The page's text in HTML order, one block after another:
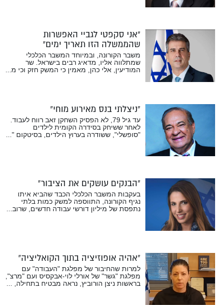
“אני סקפטי לגביי האפשרות
שהממשלה הזו תאריך ימים”
משבר הקורונה, ובמיוחד המשבר הכלכלי
שמתלווה אליו, מדאיג רבים בישראל. שר
המודיעין, אלי כהן, מאמין כי המשק חזק וכי מ...
“ניצלתי בנס מאירוע מוחי”
עד גיל 79, לא הפסיק השחקן זאב רווח לעבוד.
לאחר ששיחק בסידרה הקומית לילדים
"סופשלי", ששודרה בערוץ הילדים, בסיטקום "...
“הבנקים עושקים את הציבור”
בעקבות המשבר הכלכלי הכבד שהביא איתו
נגיף הקורונה, התווספה למשק כמות בלתי
נתפסת של מיליון דורשי עבודה חדשים, שרוב...
“אהיה אופוזיציה בתוך הקואליציה”
למרות שהחיבור של מפלגת "העבודה" עם
מפלגת "גשר" של אורלי לוי-אבקסיס ועם "מרצ",
בראשות ניצן הורוביץ, נראה מבטיח בתחילה, ...